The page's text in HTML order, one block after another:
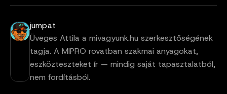
jumpat
Üveges Attila a mivagyunk.hu szerkesztőségének
tagja. A MIPRO rovatban szakmai anyagokat,
eszközteszteket ír — mindig saját tapasztalatból,
nem fordításból.